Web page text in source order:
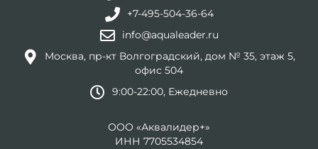
+7-495-504-36-64
info@aqualeader.ru
Москва, пр-кт Волгоградский, дом № 35, этаж 5,
офис 504
9:00-22:00, Ежедневно
ООО «Аквалидер+»
ИНН 7705534854